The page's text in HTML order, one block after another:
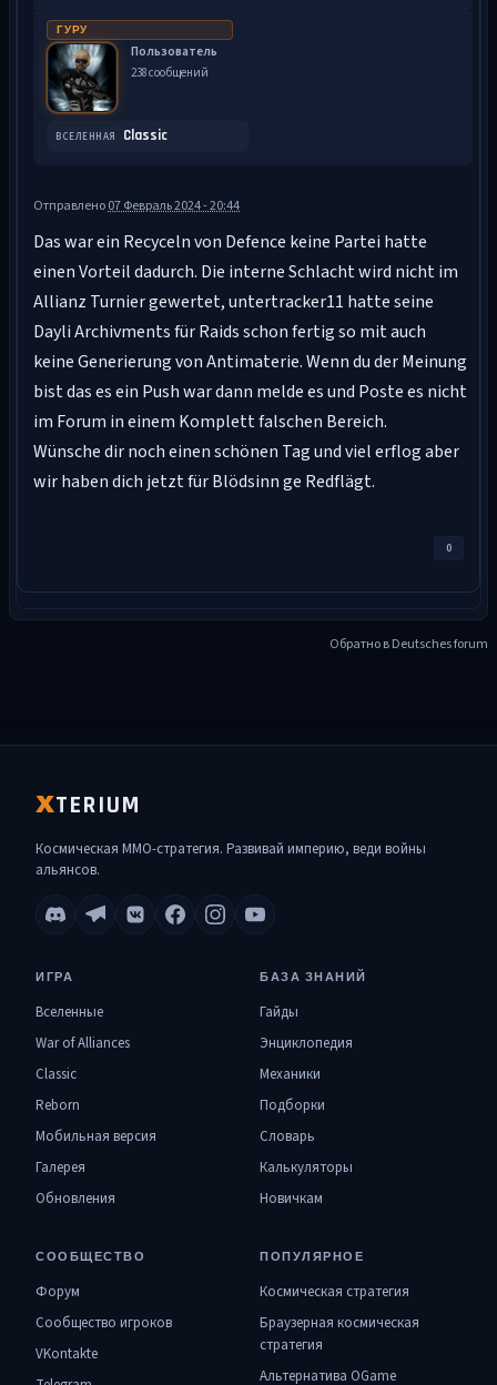
ГУРУ
Пользователь
238 сообщений
ВСЕЛЕННАЯ Classic
Отправлено07 Февраль 2024 - 20:44
Das war ein Recyceln von Defence keine Partei hatte
einen Vorteil dadurch. Die interne Schlacht wird nicht im
Allianz Turnier gewertet, untertracker11 hatte seine
Dayli Archivments für Raids schon fertig so mit auch
keine Generierung von Antimaterie. Wenn du der Meinung
bist das es ein Push war dann melde es und Poste es nicht
im Forum in einem Komplett falschen Bereich.
Wünsche dir noch einen schönen Tag und viel erflog aber
wir haben dich jetzt für Blödsinn ge Redflägt.
0
Обратно в Deutsches forum
XTERIUM
Космическая MMO-стратегия. Развивай империю, веди войны
альянсов.
ИГРА
Вселенные
War of Alliances
Classic
Reborn
Мобильная версия
Галерея
Обновления
БАЗА ЗНАНИЙ
Гайды
Энциклопедия
Механики
Подборки
Словарь
Калькуляторы
Новичкам
СООБЩЕСТВО
Форум
Сообщество игроков
VKontakte
ПОПУЛЯРНОЕ
Космическая стратегия
Браузерная космическая
стратегия
Альтернатива OGame